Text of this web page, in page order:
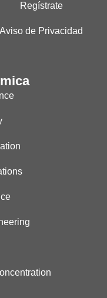
Regístrate
Aviso de Privacidad